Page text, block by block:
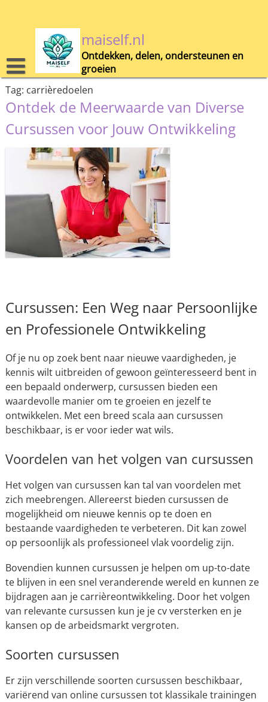
maiself.nl
Ontdekken, delen, ondersteunen en
groeien
Tag: carrièredoelen
Ontdek de Meerwaarde van Diverse
Cursussen voor Jouw Ontwikkeling
Cursussen: Een Weg naar Persoonlijke
en Professionele Ontwikkeling
Of je nu op zoek bent naar nieuwe vaardigheden, je
kennis wilt uitbreiden of gewoon geïnteresseerd bent in
een bepaald onderwerp, cursussen bieden een
waardevolle manier om te groeien en jezelf te
ontwikkelen. Met een breed scala aan cursussen
beschikbaar, is er voor ieder wat wils.
Voordelen van het volgen van cursussen
Het volgen van cursussen kan tal van voordelen met
zich meebrengen. Allereerst bieden cursussen de
mogelijkheid om nieuwe kennis op te doen en
bestaande vaardigheden te verbeteren. Dit kan zowel
op persoonlijk als professioneel vlak voordelig zijn.
Bovendien kunnen cursussen je helpen om up-to-date
te blijven in een snel veranderende wereld en kunnen ze
bijdragen aan je carrièreontwikkeling. Door het volgen
van relevante cursussen kun je je cv versterken en je
kansen op de arbeidsmarkt vergroten.
Soorten cursussen
Er zijn verschillende soorten cursussen beschikbaar,
variërend van online cursussen tot klassikale trainingen